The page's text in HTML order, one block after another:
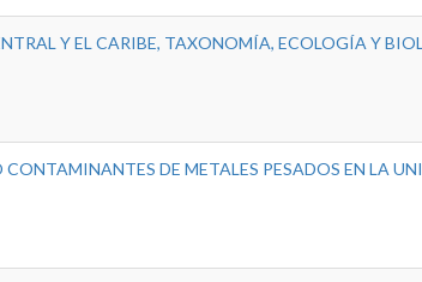
Y EL CARIBE, TAXONOMÍA, ECOLOGÍA Y
DE METALES PESADOS EN LA